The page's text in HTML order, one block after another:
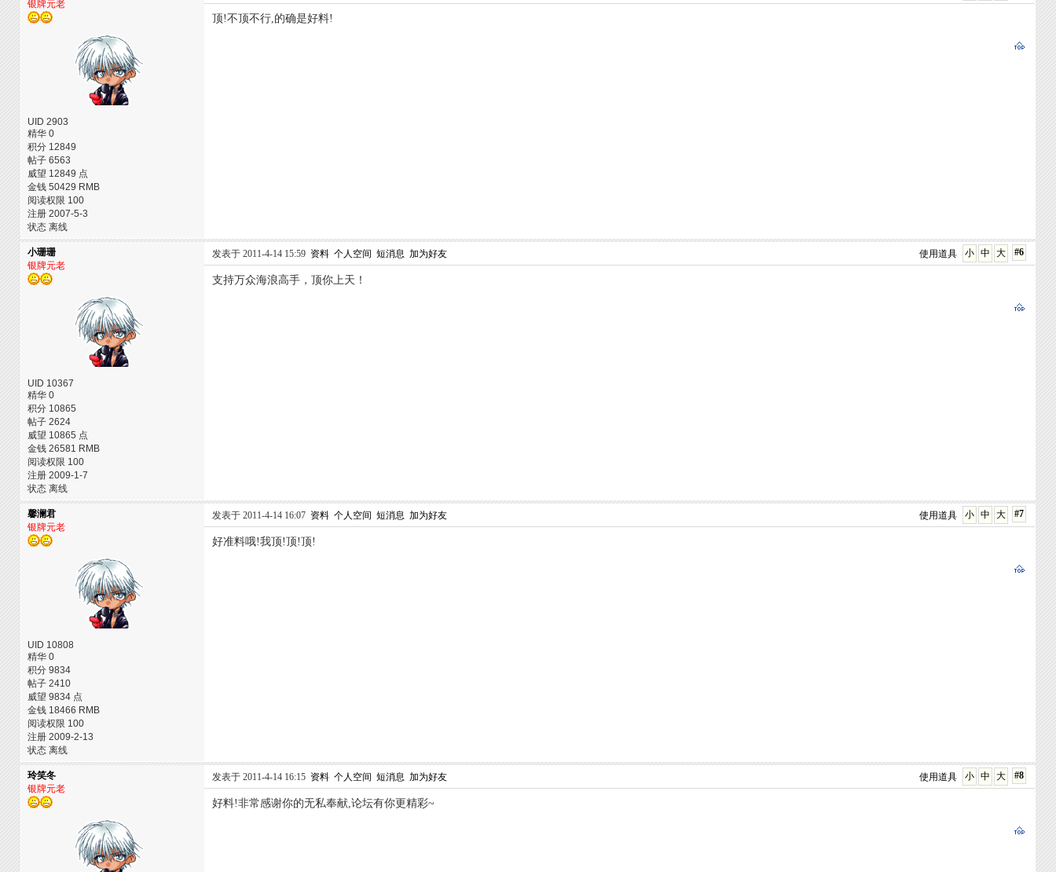
银牌元老
UID 2903
精华 0
积分 12849
帖子 6563
威望 12849 点
金钱 50429 RMB
阅读权限 100
注册 2007-5-3
状态 离线
顶!不顶不行,的确是好料!
小珊珊
银牌元老
UID 10367
精华 0
积分 10865
帖子 2624
威望 10865 点
金钱 26581 RMB
阅读权限 100
注册 2009-1-7
状态 离线
#6
大
中
小
使用道具
发表于 2011-4-14 15:59 资料 个人空间 短消息 加为好友
支持万众海浪高手，顶你上天！
馨澜君
银牌元老
UID 10808
精华 0
积分 9834
帖子 2410
威望 9834 点
金钱 18466 RMB
阅读权限 100
注册 2009-2-13
状态 离线
#7
大
中
小
使用道具
发表于 2011-4-14 16:07 资料 个人空间 短消息 加为好友
好准料哦!我顶!顶!顶!
玲笑冬
银牌元老
#8
大
中
小
使用道具
发表于 2011-4-14 16:15 资料 个人空间 短消息 加为好友
好料!非常感谢你的无私奉献,论坛有你更精彩~